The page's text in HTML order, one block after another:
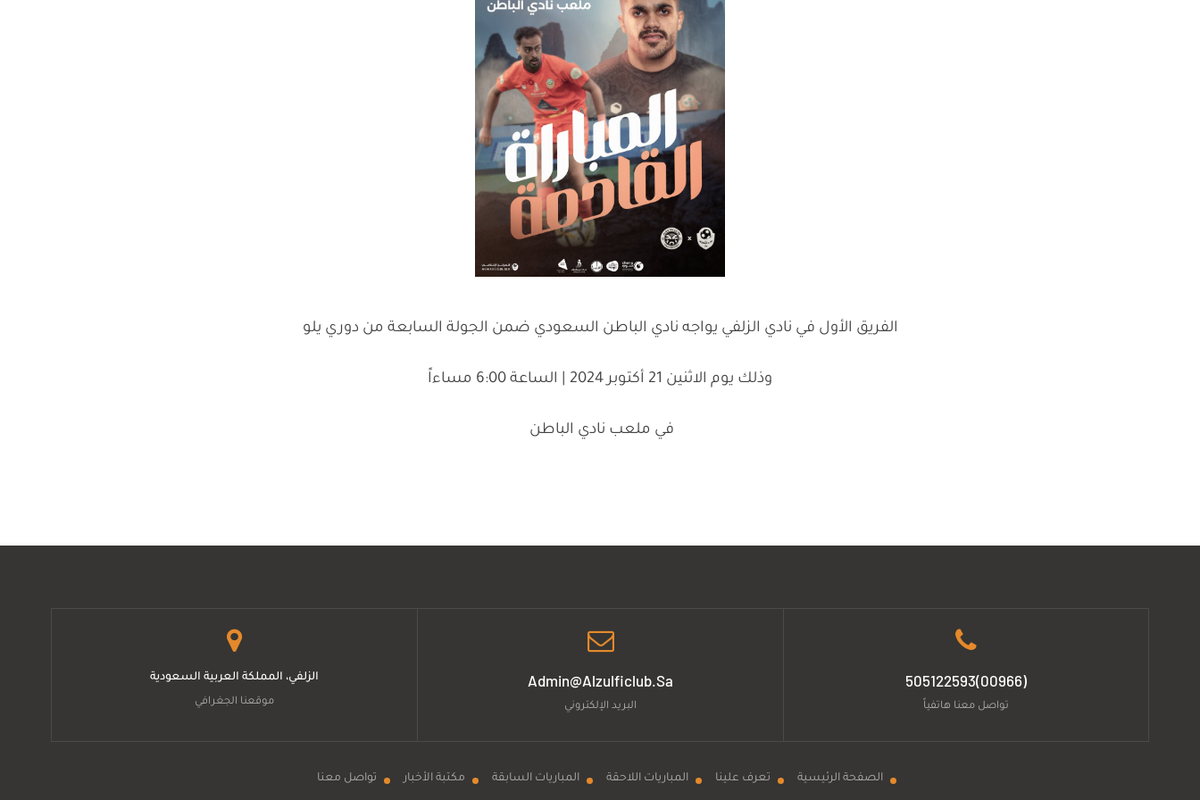
الفريق الأول في نادي الزلفي يواجه نادي الباطن السعودي ضمن الجولة السابعة من دوري يلو
وذلك يوم الاثنين 21 أكتوبر 2024 | الساعة 6:00 مساءاً
في ملعب نادي الباطن
(00966)505122593
تواصل معنا هاتفياً
Admin@alzulficlub.sa
البريد الإلكتروني
الزلفي، المملكة العربية السعودية
موقعنا الجغرافي
الصفحة الرئيسية تعرف علينا المباريات اللاحقة المباريات السابقة مكتبة الأخبار تواصل معنا